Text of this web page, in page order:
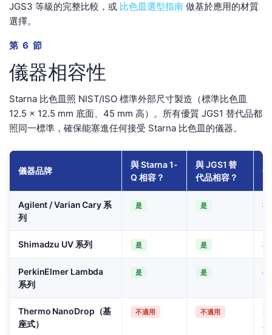
JGS3 等級的完整比較，或 比色皿選型指南 做基於應用的材質
選擇。
第 6 節
儀器相容性
Starna 比色皿照 NIST/ISO 標準外部尺寸製造（標準比色皿
12.5 × 12.5 mm 底面、45 mm 高）。所有優質 JGS1 替代品都
照同一標準，確保能塞進任何接受 Starna 比色皿的儀器。
儀器品牌
與 Starna 1-
Q 相容？
與 JGS1 替
代品相容？
Agilent / Varian Cary 系
列
是 是
Shimadzu UV 系列 是 是
PerkinElmer Lambda
系列
是 是
Thermo NanoDrop（基
座式）
不適用 不適用